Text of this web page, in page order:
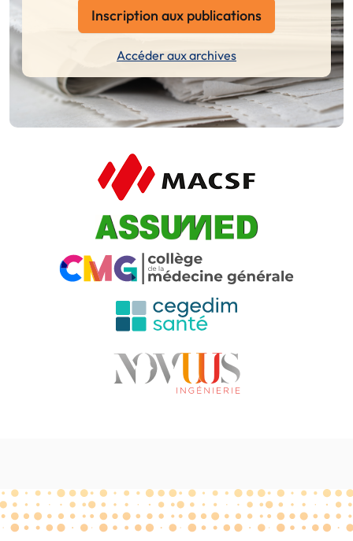
Inscription aux publications
Accéder aux archives